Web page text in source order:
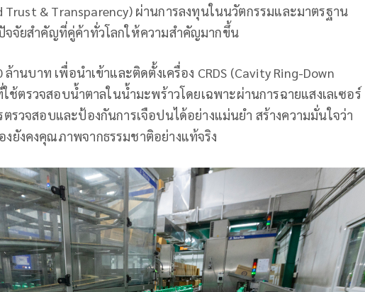
& Transparency) ผ่านการลงทุนในนวัตกรรมและมาตรฐาน
จจัยสำคัญที่คู่ค้าทั่วโลกให้ความสำคัญมากขึ้น
านบาท เพื่อนำเข้าและติดตั้งเครื่อง CRDS (Cavity Ring-Down
ช้ตรวจสอบน้ำตาลในน้ำมะพร้าวโดยเฉพาะผ่านการฉายแสงเลเซอร์
รวจสอบและป้องกันการเจือปนได้อย่างแม่นยำ สร้างความมั่นใจว่า
ยังคงคุณภาพจากธรรมชาติอย่างแท้จริง